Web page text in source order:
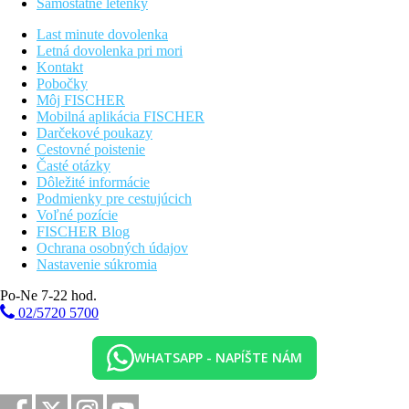
Pláž
Plážová dovolenka
Fotogaléria
Last minute dovolenka
Letná dovolenka pri mori
Kontakt
Pobočky
Môj FISCHER
Mobilná aplikácia FISCHER
Darčekové poukazy
Cestovné poistenie
Časté otázky
Dôležité informácie
Podmienky pre cestujúcich
Voľné pozície
FISCHER Blog
Ochrana osobných údajov
Nastavenie súkromia
Po-Ne 7-22 hod.
02/5720 5700
WHATSAPP - NAPÍŠTE NÁM